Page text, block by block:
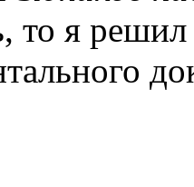
то я решил